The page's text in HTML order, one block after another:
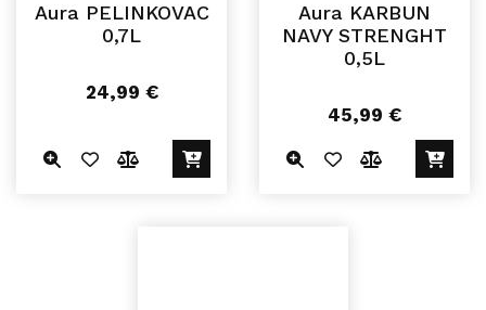
Aura PELINKOVAC
0,7L
24,99 €
Aura KARBUN
NAVY STRENGHT
0,5L
45,99 €